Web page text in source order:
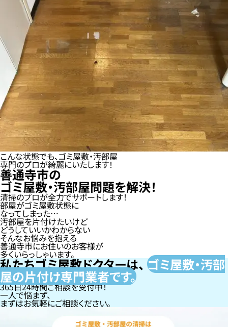
こんな状態でも、ゴミ屋敷・汚部屋
専門のプロが綺麗にいたします！
善通寺市の
ゴミ屋敷・汚部屋問題を解決！
清掃のプロが全力でサポートします！
部屋がゴミ屋敷状態に
なってしまった…
汚部屋を片付けたいけど
どうしていいかわからない
そんなお悩みを抱える
善通寺市にお住いのお客様が
多くいらっしゃいます。
私たちゴミ屋敷ドクターは、ゴミ屋敷・汚部
屋の片付け専門業者です。
365日24時間ご相談を受付中！
一人で悩まず、
まずはお気軽にご相談ください。